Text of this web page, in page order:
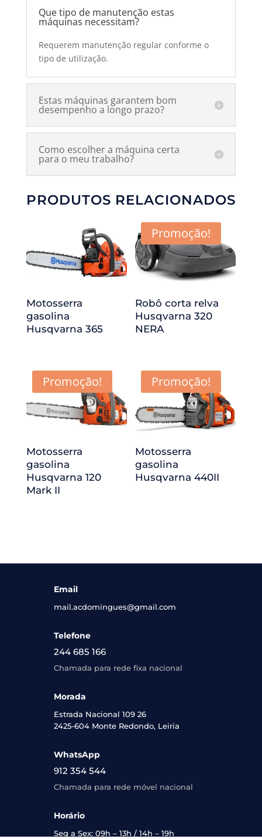
Que tipo de manutenção estas
máquinas necessitam?
Requerem manutenção regular conforme o
tipo de utilização.
Estas máquinas garantem bom
desempenho a longo prazo?
Como escolher a máquina certa
para o meu trabalho?
PRODUTOS RELACIONADOS
Motosserra
gasolina
Husqvarna 365
Promoção!
Robô corta relva
Husqvarna 320
NERA
Promoção!
Motosserra
gasolina
Husqvarna 120
Mark II
Promoção!
Motosserra
gasolina
Husqvarna 440II
Email
mail.acdomingues@gmail.com
Telefone
244 685 166
Chamada para rede fixa nacional
Morada
Estrada Nacional 109 26
2425-604 Monte Redondo, Leiria
WhatsApp
912 354 544
Chamada para rede móvel nacional
Horário
Seg a Sex: 09h – 13h / 14h – 19h